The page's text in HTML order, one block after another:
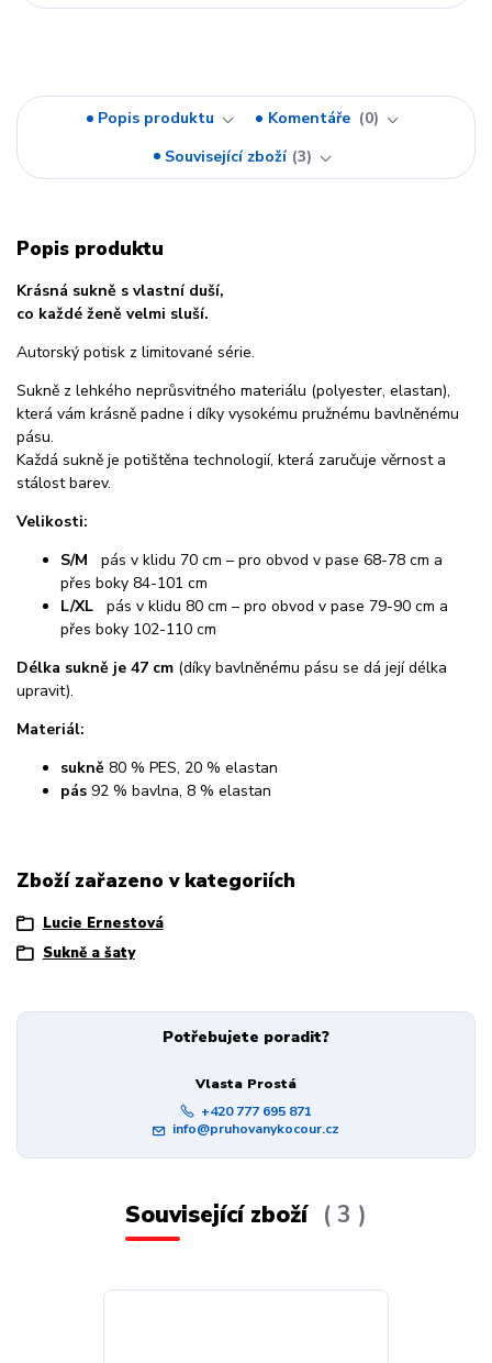
Popis produktu Komentáře
0
Související zboží 3
Popis produktu
Krásná sukně s vlastní duší,
co každé ženě velmi sluší.
Autorský potisk z limitované série.
Sukně z lehkého neprůsvitného materiálu (polyester, elastan),
která vám krásně padne i díky vysokému pružnému bavlněnému
pásu.
Každá sukně je potištěna technologií, která zaručuje věrnost a
stálost barev.
Velikosti:
S/M pás v klidu 70 cm – pro obvod v pase 68-78 cm a
přes boky 84-101 cm
L/XL pás v klidu 80 cm – pro obvod v pase 79-90 cm a
přes boky 102-110 cm
Délka sukně je 47 cm (díky bavlněnému pásu se dá její délka
upravit).
Materiál:
sukně 80 % PES, 20 % elastan
pás 92 % bavlna, 8 % elastan
Zboží zařazeno v kategoriích
Lucie Ernestová
Sukně a šaty
Potřebujete poradit?
Vlasta Prostá
+420 777 695 871
info@pruhovanykocour.cz
Související zboží 3